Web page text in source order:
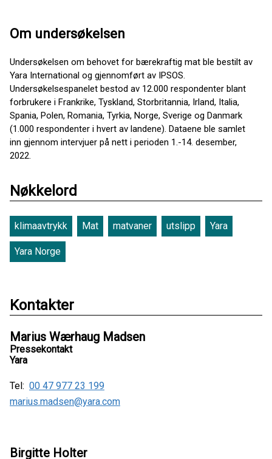
Om undersøkelsen
Undersøkelsen om behovet for bærekraftig mat ble bestilt av
Yara International og gjennomført av IPSOS.
Undersøkelsespanelet bestod av 12.000 respondenter blant
forbrukere i Frankrike, Tyskland, Storbritannia, Irland, Italia,
Spania, Polen, Romania, Tyrkia, Norge, Sverige og Danmark
(1.000 respondenter i hvert av landene). Dataene ble samlet
inn gjennom intervjuer på nett i perioden 1.-14. desember,
2022.
Nøkkelord
klimaavtrykk Mat matvaner utslipp Yara
Yara Norge
Kontakter
Marius Wærhaug Madsen
Pressekontakt
Yara
Tel: 00 47 977 23 199
marius.madsen@yara.com
Birgitte Holter